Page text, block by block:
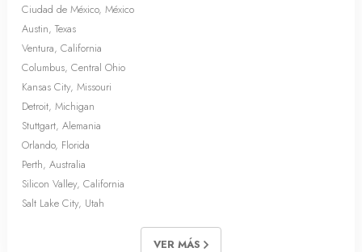
Ciudad de México, México
Austin, Texas
Ventura, California
Columbus, Central Ohio
Kansas City, Missouri
Detroit, Michigan
Stuttgart, Alemania
Orlando, Florida
Perth, Australia
Silicon Valley, California
Salt Lake City, Utah
VER MÁS